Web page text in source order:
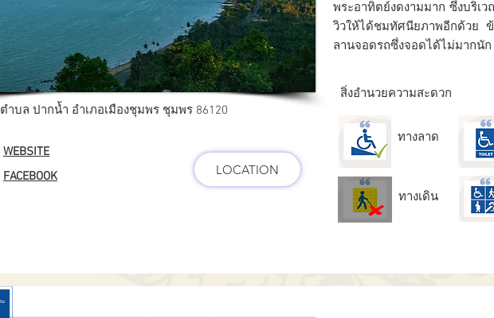
ตำบล ปากน้ำ อำเภอเมืองชุมพร ชุมพร 86120
WEBSITE
FACEBOOK
LOCATION
พระอาทิตย์งดงามมาก ซึ่งบริเ
วิวให้ได้ชมทัศนียภาพอีกด้วย
ลานจอดรถซึ่งจอดได้ไม่มากนัก
สิ่งอำนวยความสะดวก
ทางลาด
ทางเดิน